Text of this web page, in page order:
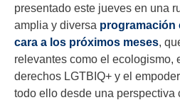
presentado este jueves en una
amplia y diversa programación
cara a los próximos meses,
relevantes como el ecologismo,
derechos LGTBIQ+ y el
todo ello desde una perspectiva